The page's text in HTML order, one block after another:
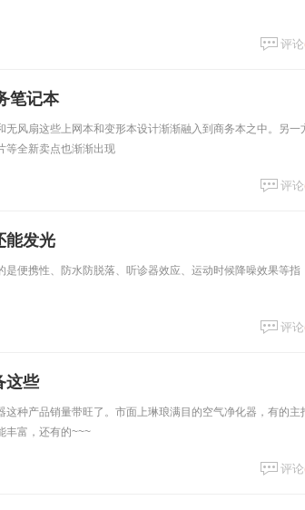
评论
笔记本
风扇这些上网本和变形本设计渐渐融入到商务本之中。另一
等全新卖点也渐渐出现
评论
能发光
便携性、防水防脱落、听诊器效应、运动时候降噪效果等指
评论
这些
种产品销量带旺了。市面上琳琅满目的空气净化器，有的主
丰富，还有的~~~
评论